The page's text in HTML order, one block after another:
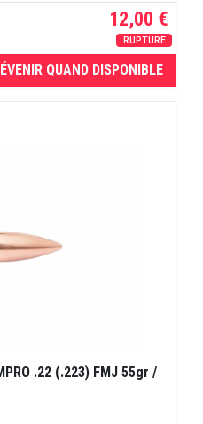
12,00 €
RUPTURE
QUAND DISPONIBLE
.22 (.223) FMJ 55gr /